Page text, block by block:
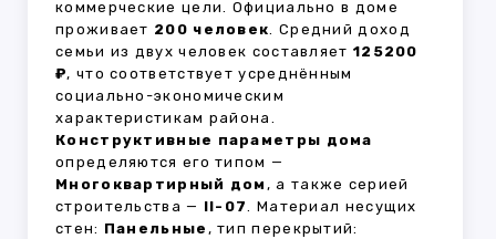
коммерческие цели. Официально в доме
проживает 200 человек. Средний доход
семьи из двух человек составляет 125200
₽, что соответствует усреднённым
социально-экономическим
характеристикам района.
Конструктивные параметры дома
определяются его типом —
Многоквартирный дом , а также серией
строительства — II-07. Материал несущих
стен: Панельные , тип перекрытий: